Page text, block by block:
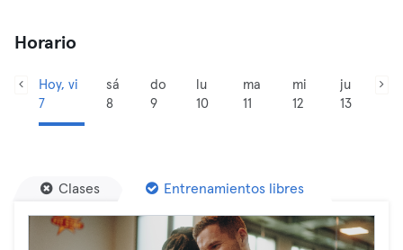
Horario
Hoy, vi
7
sá
8
do
9
lu
10
ma
11
mi
12
ju
13
Clases Entrenamientos libres